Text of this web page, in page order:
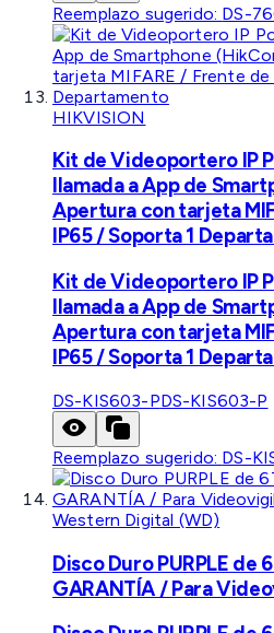
Reemplazo sugerido: DS-
HIKVISION
Kit de Videoportero IP
llamada a App de
Apertura con tarjeta
IP65 / Soporta 1
Kit de Videoportero IP
llamada a App de
Apertura con tarjeta
IP65 / Soporta 1
DS-KIS603-PDS-KIS603-P
Reemplazo sugerido: DS-
Western Digital (WD)
Disco Duro PURPLE de
GARANTÍA / Para